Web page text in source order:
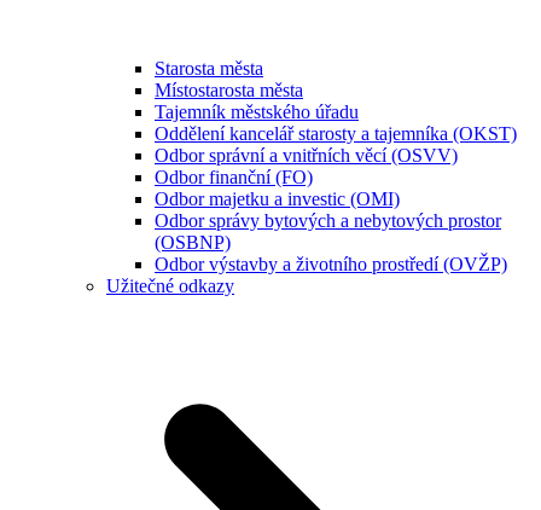
Starosta města
Místostarosta města
Tajemník městského úřadu
Oddělení kancelář starosty a tajemníka (OKST)
Odbor správní a vnitřních věcí (OSVV)
Odbor finanční (FO)
Odbor majetku a investic (OMI)
Odbor správy bytových a nebytových prostor
(OSBNP)
Odbor výstavby a životního prostředí (OVŽP)
Užitečné odkazy